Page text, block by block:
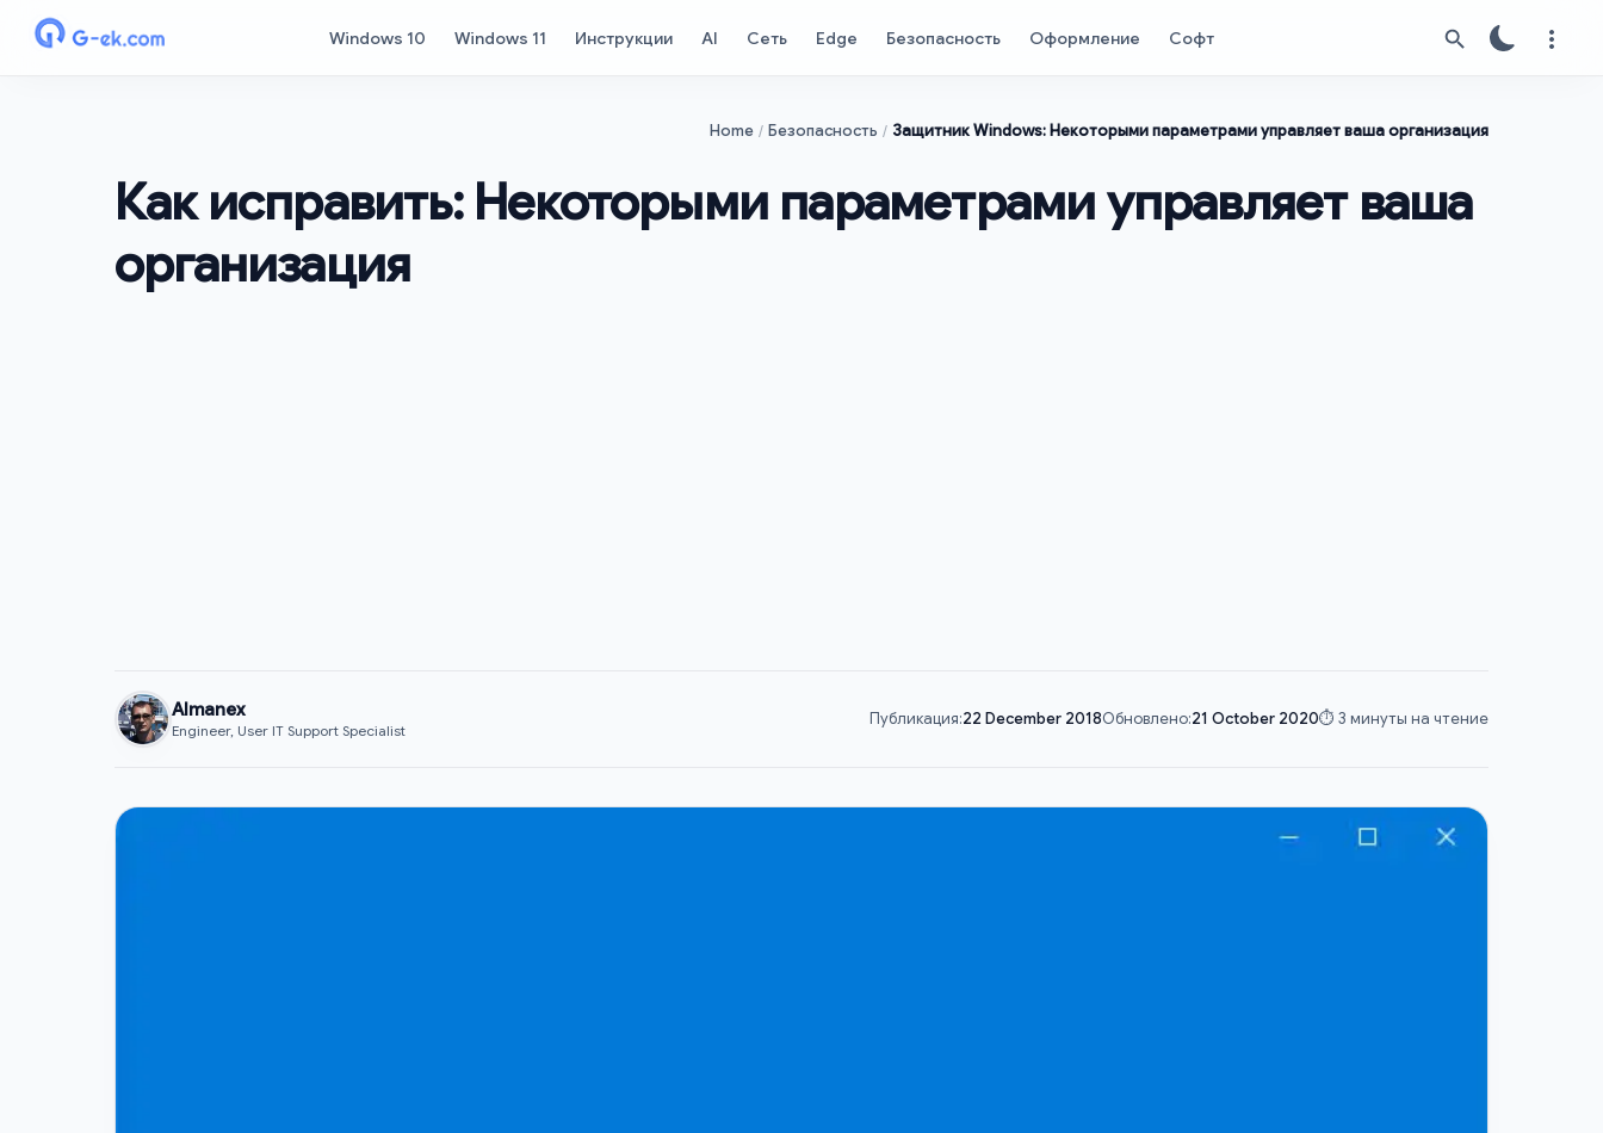
Windows 10 Windows 11 Инструкции AI Сеть Edge Безопасность Оформление Софт
Home Безопасность Защитник Windows: Некоторыми параметрами управляет ваша организация
Как исправить: Некоторыми параметрами управляет ваша
организация
Almanex
Engineer, User IT Support Specialist
Публикация:22 December 2018Обновлено:21 October 2020⏱️ 3 минуты на чтение